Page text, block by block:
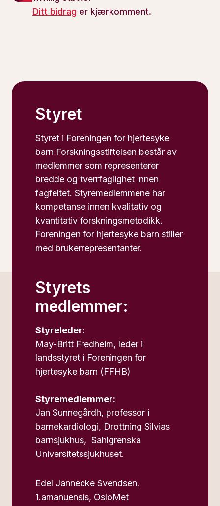
Ditt bidrag er kjærkomment.
Styret
Styret i Foreningen for hjertesyke
barn Forskningsstiftelsen består av
medlemmer som representerer
bredde og tverrfaglighet innen
fagfeltet. Styremedlemmene har
kompetanse innen kvalitativ og
kvantitativ forskningsmetodikk.
Foreningen for hjertesyke barn stiller
med brukerrepresentanter.
Styrets
medlemmer:
Styreleder:
May-Britt Fredheim, leder i
landsstyret i Foreningen for
hjertesyke barn (FFHB)
Styremedlemmer:
Jan Sunnegårdh, professor i
barnekardiologi, Drottning Silvias
barnsjukhus, Sahlgrenska
Universitetssjukhuset.
Edel Jannecke Svendsen,
1.amanuensis, OsloMet